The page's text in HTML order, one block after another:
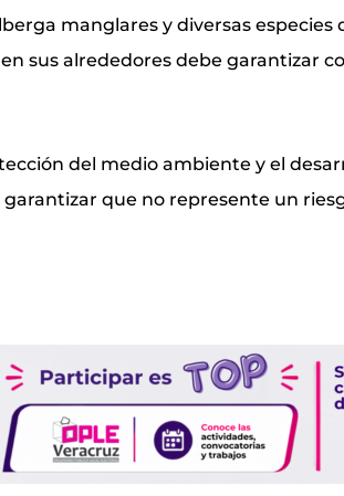
manglares y diversas
sus alrededores debe garantizar
del medio ambiente y el
que no represente un